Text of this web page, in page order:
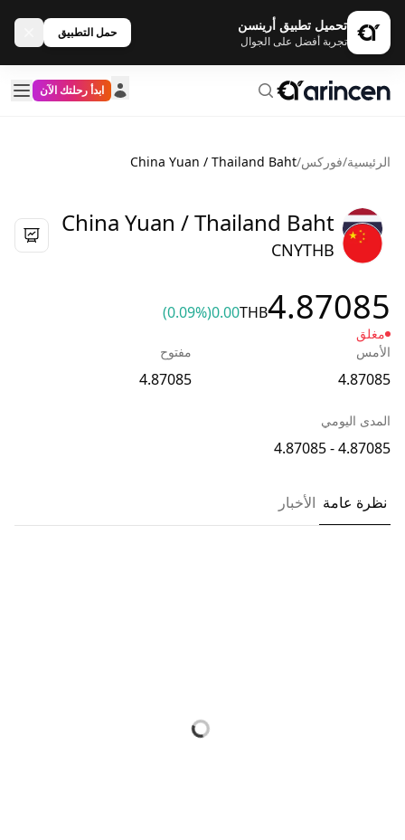
تحميل تطبيق أرينسن
تجربة أفضل على الجوال
حمل التطبيق
ابدأ رحلتك الآن
الرئيسية/فوركس/
China Yuan / Thailand Baht
China Yuan / Thailand Baht
CNYTHB
4.87085
THB
0.00
(0.09%)
مغلق
الأمس
4.87085
مفتوح
4.87085
المدى اليومي
4.87085 - 4.87085
نظرة عامة الأخبار